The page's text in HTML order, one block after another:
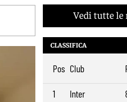
Vedi tutte le
CLASSIFICA
Pos Club
1 Inter